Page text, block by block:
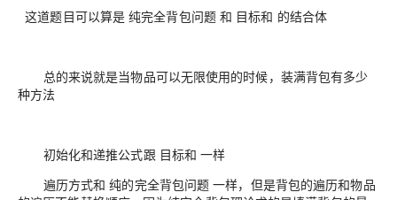
这道题目可以算是 纯完全背包问题 和 目标和 的结合体
总的来说就是当物品可以无限使用的时候，装满背包有多少
种方法
初始化和递推公式跟 目标和 一样
遍历方式和 纯的完全背包问题 一样，但是背包的遍历和物品